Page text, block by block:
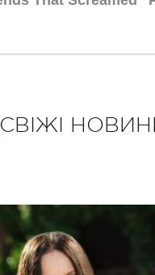
СВІЖІ